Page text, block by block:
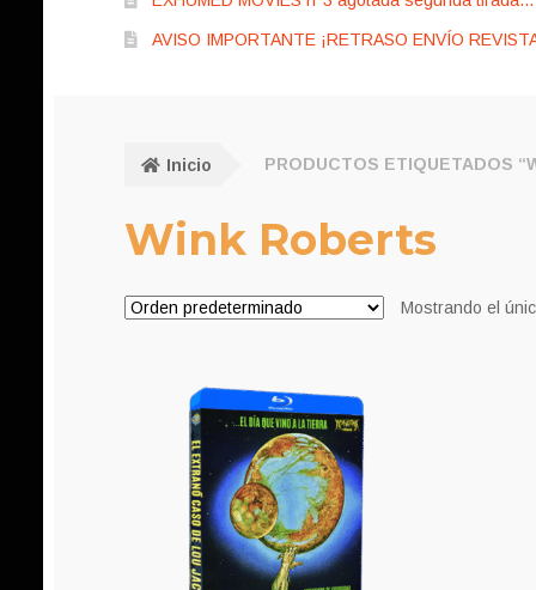
AVISO IMPORTANTE ¡RETRASO ENVÍO
Inicio PRODUCTOS ETIQUETADOS
Wink Roberts
Mostrando el